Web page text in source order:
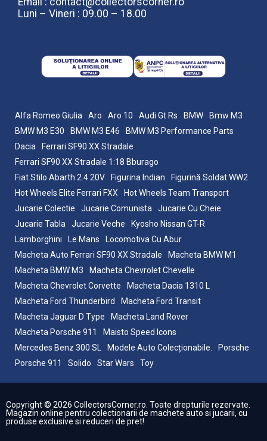
Luni – Vineri : 09.00 – 18.00
Alfa Romeo Giulia Aro Aro 10 Audi Gt Rs BMW
Bmw M3
BMW M3 E30
BMW M3 E46
BMW M3 Performance Parts
Dacia
Ferrari SF90 XX Stradale
Ferrari SF90 XX Stradale 1:18 Bburago
Fiat Stilo Abarth 2.4 20V
Figurina Indian
Figurină Soldat WW2
Hot Wheels Elite Ferrari FXX
Hot Wheels Team Transport
Jucarie Colectie
Jucarie Comunista
Jucarie Cu Cheie
Jucarie Tabla
Jucarie Veche
Kyosho Nissan GT-R
Lamborghini
Le Mans
Locomotiva Cu Abur
Macheta Auto Ferrari SF90 XX Stradale
Macheta BMW M1
Macheta BMW M3
Macheta Chevrolet Chevelle
Macheta Chevrolet Corvette
Macheta Dacia 1310 L
Macheta Ford Thunderbird
Macheta Ford Transit
Macheta Jaguar D Type
Macheta Land Rover
Macheta Porsche 911
Maisto Speed Icons
Mercedes Benz 300 SL
Modele Auto Colecționabile.
Porsche
Porsche 911
Solido Star Wars Toy
Copyright © 2026 CollectorsCorner.ro. Toate drepturile rezervate.
Magazin online pentru colectionarii de machete auto si jucarii, cu
produse exclusive si reduceri de pret!